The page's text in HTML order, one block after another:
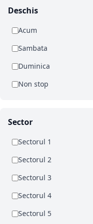
Deschis
Acum
Sambata
Duminica
Non stop
Sector
Sectorul 1
Sectorul 2
Sectorul 3
Sectorul 4
Sectorul 5